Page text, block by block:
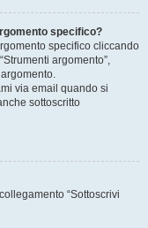
specifico?
specifico cliccando
argomento”,
via email quando si
sottoscritto
“Sottoscrivi